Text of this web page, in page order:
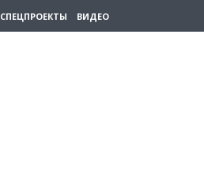
СПЕЦПРОЕКТЫ ВИДЕО